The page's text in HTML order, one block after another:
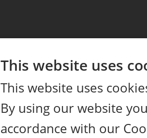
This website uses
This website uses
By using our website
accordance with our